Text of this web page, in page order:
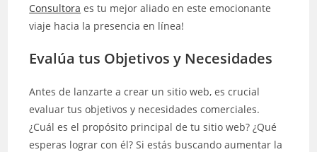
Consultora es tu mejor aliado en este emocionante
viaje hacia la presencia en línea!
Evalúa tus Objetivos y Necesidades
Antes de lanzarte a crear un sitio web, es crucial
evaluar tus objetivos y necesidades comerciales.
¿Cuál es el propósito principal de tu sitio web? ¿Qué
esperas lograr con él? Si estás buscando aumentar la